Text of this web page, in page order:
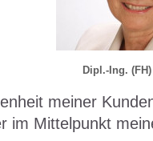
Dipl.-Ing.
meiner
im Mittelpunkt